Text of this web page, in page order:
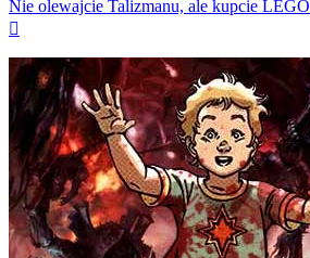
Nie olewajcie Talizmanu, ale kupcie LEGO